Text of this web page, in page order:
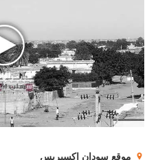
موقع سودان إكسبريس